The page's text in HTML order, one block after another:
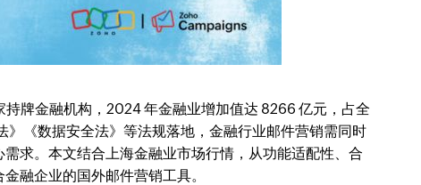
牌金融机构，2024 年金融业增加值达 8266 亿元，占全
》《数据安全法》等法规落地，金融行业邮件营销需同时
需求。本文结合上海金融业市场行情，从功能适配性、合
融企业的国外邮件营销工具。